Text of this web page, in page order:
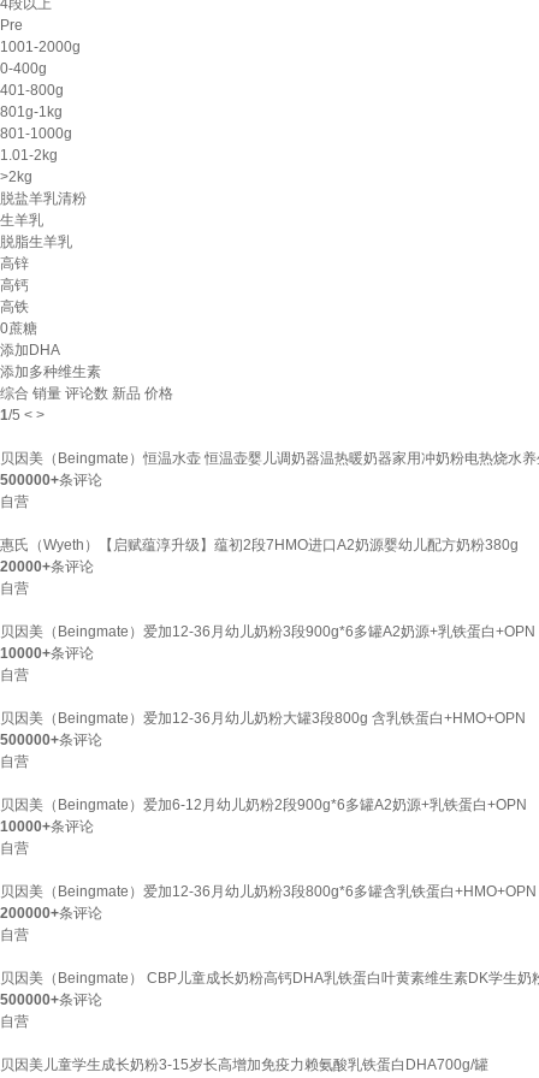
4段以上
Pre
1001-2000g
0-400g
401-800g
801g-1kg
801-1000g
1.01-2kg
>2kg
脱盐羊乳清粉
生羊乳
脱脂生羊乳
高锌
高钙
高铁
0蔗糖
添加DHA
添加多种维生素
综合 销量 评论数 新品 价格
1/5 < >
贝因美（Beingmate）恒温水壶 恒温壶婴儿调奶器温热暖奶器家用冲奶粉电热烧水
500000+条评论
自营
惠氏（Wyeth）【启赋蕴淳升级】蕴初2段7HMO进口A2奶源婴幼儿配方奶粉380g
20000+条评论
自营
贝因美（Beingmate）爱加12-36月幼儿奶粉3段900g*6多罐A2奶源+乳铁蛋白+OPN
10000+条评论
自营
贝因美（Beingmate）爱加12-36月幼儿奶粉大罐3段800g 含乳铁蛋白+HMO+OPN
500000+条评论
自营
贝因美（Beingmate）爱加6-12月幼儿奶粉2段900g*6多罐A2奶源+乳铁蛋白+OPN
10000+条评论
自营
贝因美（Beingmate）爱加12-36月幼儿奶粉3段800g*6多罐含乳铁蛋白+HMO+OPN
200000+条评论
自营
贝因美（Beingmate） CBP儿童成长奶粉高钙DHA乳铁蛋白叶黄素维生素DK学生奶
500000+条评论
自营
贝因美儿童学生成长奶粉3-15岁长高增加免疫力赖氨酸乳铁蛋白DHA700g/罐